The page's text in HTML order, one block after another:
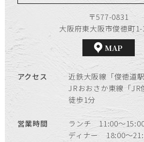
〒577-0831
大阪府東大阪市俊徳町
MAP
アクセス
近鉄大阪線「俊徳道
JRおおさか東線「JR
徒歩1分
営業時間
ランチ 11:00～
ディナー 18:00～